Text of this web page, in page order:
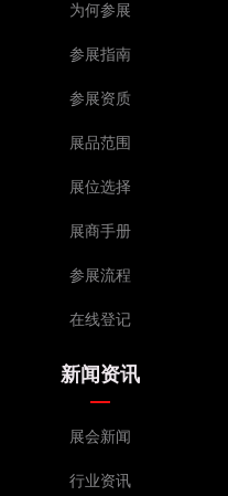
为何参展
参展指南
参展资质
展品范围
展位选择
展商手册
参展流程
在线登记
新闻资讯
展会新闻
行业资讯